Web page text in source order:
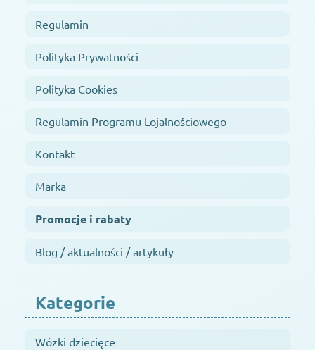
Regulamin
Polityka Prywatności
Polityka Cookies
Regulamin Programu Lojalnościowego
Kontakt
Marka
Promocje i rabaty
Blog / aktualności / artykuły
Kategorie
Wózki dziecięce